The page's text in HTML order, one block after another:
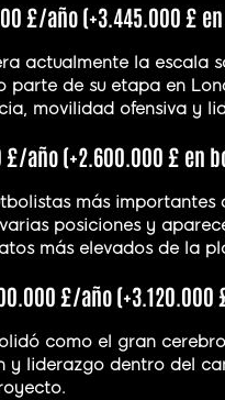
£/año (+3.445.000 £
actualmente la escala
parte de su etapa en
movilidad ofensiva y
£/año (+2.600.000 £ en
más importantes
posiciones y
más elevados de la
£/año (+3.120.000
como el gran
y liderazgo dentro del